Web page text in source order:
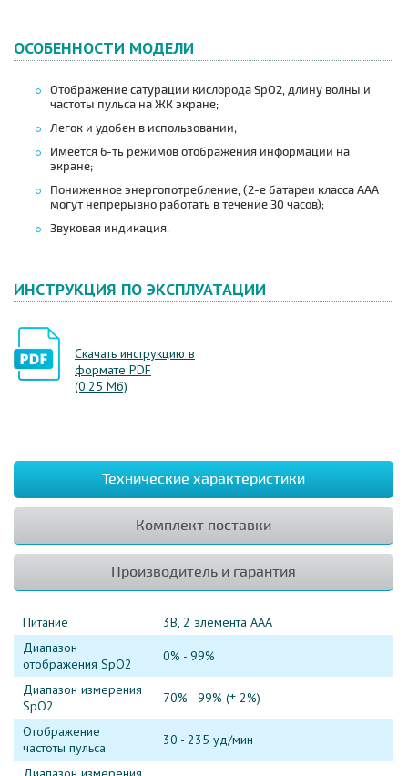
ОСОБЕННОСТИ МОДЕЛИ
Отображение сатурации кислорода SpO2, длину волны и
частоты пульса на ЖК экране;
Легок и удобен в использовании;
Имеется 6-ть режимов отображения информации на
экране;
Пониженное энергопотребление, (2-е батареи класса AAA
могут непрерывно работать в течение 30 часов);
Звуковая индикация.
ИНСТРУКЦИЯ ПО ЭКСПЛУАТАЦИИ
Скачать инструкцию в
формате PDF
(0.25 Мб)
Технические характеристики
Комплект поставки
Производитель и гарантия
Питание
3B, 2 элемента AAA
Диапазон
отображения SpO2
0% - 99%
Диапазон измерения
SpO2
70% - 99% (± 2%)
Отображение
частоты пульса
30 - 235 уд/мин